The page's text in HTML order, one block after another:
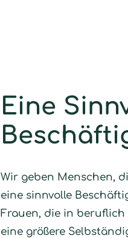
Eine
Wir geben Menschen,
eine sinnvolle
Frauen, die in beruflich
eine größere